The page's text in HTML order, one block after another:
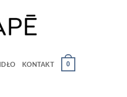
KONTAKT 0